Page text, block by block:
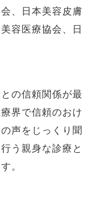
、日本美容皮膚
容医療協会、日
の信頼関係が最
界で信頼のおけ
声をじっくり聞
う親身な診療と
。